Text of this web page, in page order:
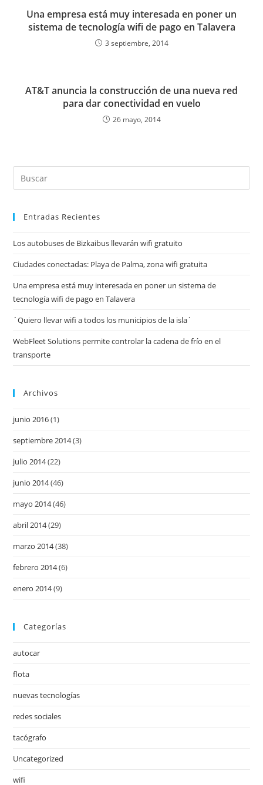
Una empresa está muy interesada en poner un
sistema de tecnología wifi de pago en Talavera
3 septiembre, 2014
AT&T anuncia la construcción de una nueva red
para dar conectividad en vuelo
26 mayo, 2014
Entradas Recientes
Los autobuses de Bizkaibus llevarán wifi gratuito
Ciudades conectadas: Playa de Palma, zona wifi gratuita
Una empresa está muy interesada en poner un sistema de
tecnología wifi de pago en Talavera
´Quiero llevar wifi a todos los municipios de la isla´
WebFleet Solutions permite controlar la cadena de frío en el
transporte
Archivos
junio 2016(1)
septiembre 2014(3)
julio 2014(22)
junio 2014(46)
mayo 2014(46)
abril 2014(29)
marzo 2014(38)
febrero 2014(6)
enero 2014(9)
Categorías
autocar
flota
nuevas tecnologías
redes sociales
tacógrafo
Uncategorized
wifi